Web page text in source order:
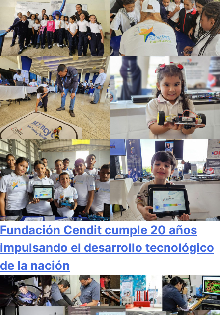
Fundación Cendit cumple 20 años
impulsando el desarrollo tecnológico
de la nación